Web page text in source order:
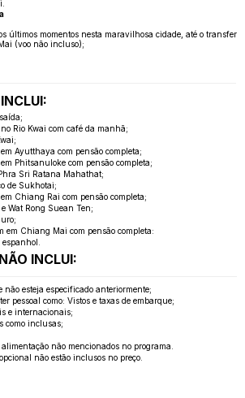
Rio Kwai com café da manhã;
Ayutthaya com pensão completa;
Phitsanuloke com pensão completa;
Sri Ratana Mahathat;
de Sukhotai;
Chiang Rai com pensão completa;
Wat Rong Suean Ten;
em Chiang Mai com pensão completa:
INCLUI:
esteja especificado anteriormente;
pessoal como: Vistos e taxas de embarque;
e internacionais;
como inclusas;
não mencionados no programa.
não estão inclusos no preço.
últimos momentos nesta maravilhosa cidade, até o transfer
(voo não incluso);